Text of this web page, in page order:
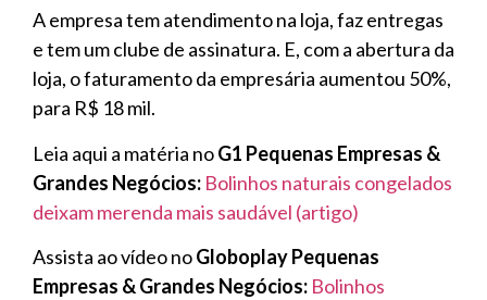
A empresa tem atendimento na loja, faz entregas
e tem um clube de assinatura. E, com a abertura da
loja, o faturamento da empresária aumentou 50%,
para R$ 18 mil.
Leia aqui a matéria noG1 Pequenas Empresas &
Grandes Negócios: Bolinhos naturais congelados
deixam merenda mais saudável (artigo)
Assista ao vídeo noGloboplay Pequenas
Empresas & Grandes Negócios: Bolinhos